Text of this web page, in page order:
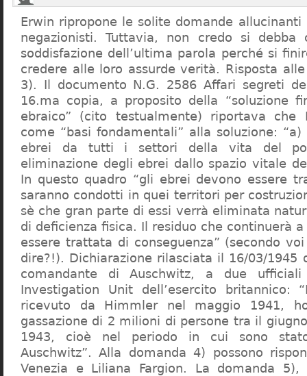
Erwin ripropone le solite domande
negazionisti. Tuttavia, non credo si debba
soddisfazione dell’ultima parola perché si
credere alle loro assurde verità. Risposta
3). Il documento N.G. 2586 Affari segreti
16.ma copia, a proposito della “soluzione
ebraico” (cito testualmente) riportava che
come “basi fondamentali” alla soluzione:
ebrei da tutti i settori della vita del
eliminazione degli ebrei dallo spazio vitale
In questo quadro “gli ebrei devono essere
saranno condotti in quei territori per
sè che gran parte di essi verrà eliminata
di deficienza fisica. Il residuo che continuerà
essere trattata di conseguenza” (secondo
dire?!). Dichiarazione rilasciata il 16/03/1945
comandante di Auschwitz, a due
Investigation Unit dell’esercito britannico:
ricevuto da Himmler nel maggio 1941,
gassazione di 2 milioni di persone tra il
1943, cioè nel periodo in cui sono
Auschwitz”. Alla domanda 4) possono
Venezia e Liliana Fargion. La domanda